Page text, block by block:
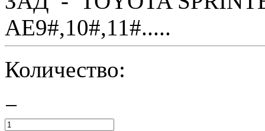
AE9#,10#,11#.....
Количество:
−